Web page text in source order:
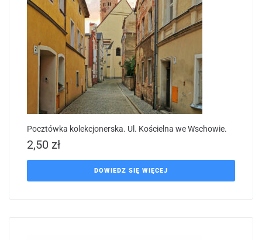
Pocztówka kolekcjonerska. Ul. Kościelna we Wschowie.
2,50 zł
DOWIEDZ SIĘ WIĘCEJ